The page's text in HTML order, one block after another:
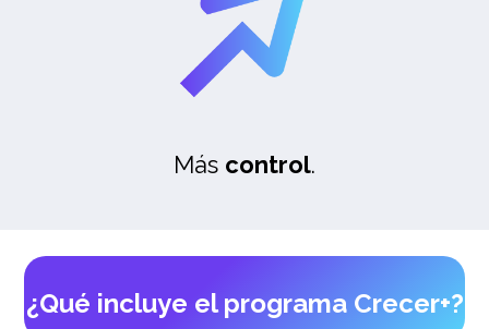
Más control.
¿Qué incluye el programa Crecer+?